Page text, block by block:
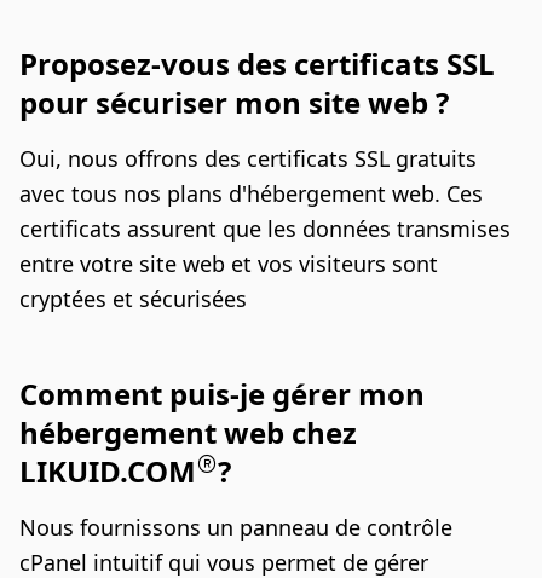
Proposez-vous des certificats SSL
pour sécuriser mon site web ?
Oui, nous offrons des certificats SSL gratuits
avec tous nos plans d'hébergement web. Ces
certificats assurent que les données transmises
entre votre site web et vos visiteurs sont
cryptées et sécurisées
Comment puis-je gérer mon
hébergement web chez
LIKUID.COM
?
Nous fournissons un panneau de contrôle
cPanel intuitif qui vous permet de gérer